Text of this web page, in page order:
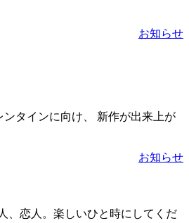
お知らせ
タインに向け、 新作が出来上が
お知らせ
、恋人。楽しいひと時にしてくだ